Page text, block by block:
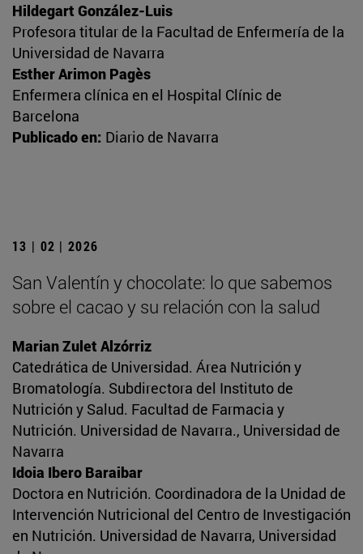
Hildegart González-Luis
Profesora titular de la Facultad de Enfermería de la
Universidad de Navarra
Esther Arimon Pagès
Enfermera clínica en el Hospital Clínic de
Barcelona
Publicado en: Diario de Navarra
13 | 02 | 2026
San Valentín y chocolate: lo que sabemos
sobre el cacao y su relación con la salud
Marian Zulet Alzórriz
Catedrática de Universidad. Área Nutrición y
Bromatología. Subdirectora del Instituto de
Nutrición y Salud. Facultad de Farmacia y
Nutrición. Universidad de Navarra., Universidad de
Navarra
Idoia Ibero Baraibar
Doctora en Nutrición. Coordinadora de la Unidad de
Intervención Nutricional del Centro de Investigación
en Nutrición. Universidad de Navarra, Universidad